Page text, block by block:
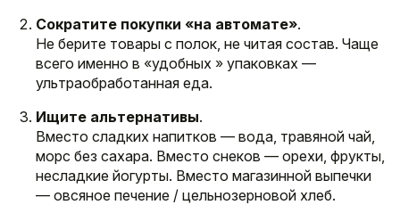
Сократите покупки «на автомате».
Не берите товары с полок, не читая состав. Чаще
всего именно в «удобных » упаковках —
ультраобработанная еда.
Ищите альтернативы.
Вместо сладких напитков — вода, травяной чай,
морс без сахара. Вместо снеков — орехи, фрукты,
несладкие йогурты. Вместо магазинной выпечки
— овсяное печение / цельнозерновой хлеб.